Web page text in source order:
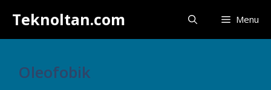
atlaTeknoltan.com Menu
Oleofobik